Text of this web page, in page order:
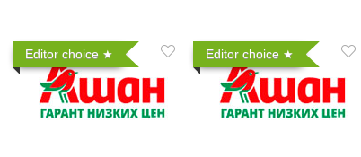
Editor choice Editor choice